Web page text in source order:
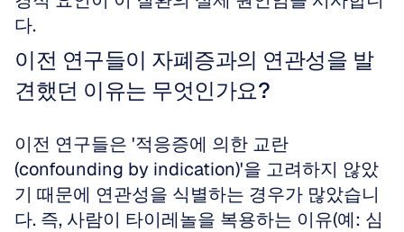
다.
이전 연구들이 자폐증과의 연관성을 발
견했던 이유는 무엇인가요?
이전 연구들은 '적응증에 의한 교란
(confounding by indication)'을 고려하지 않았
기 때문에 연관성을 식별하는 경우가 많았습니
다. 즉, 사람이 타이레놀을 복용하는 이유(예: 심